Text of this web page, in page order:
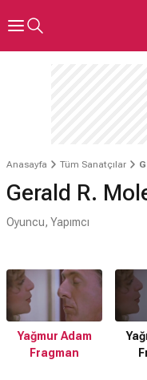
Anasayfa Tüm Sanatçılar
Gerald R.
Oyuncu, Yapımcı
Yağmur Adam
Fragman